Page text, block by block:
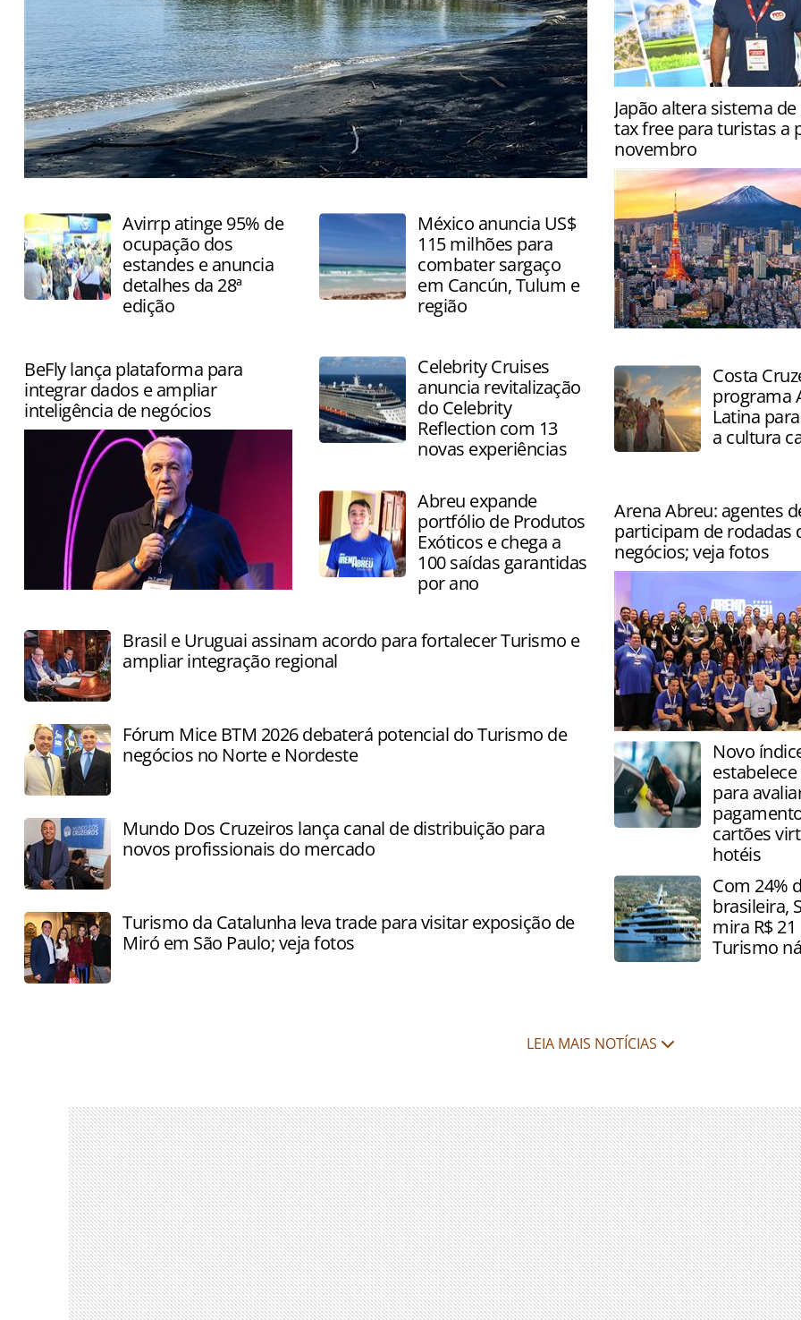
Parceria também inclui
internacionais, com
Europa, Caribe e América
Japão altera sistema
tax free para turistas a
novembro
a partir de novembro
Avirrp atinge 95% de
ocupação dos
estandes e anuncia
detalhes da 28ª
edição
México anuncia US$
115 milhões para
combater sargaço
em Cancún, Tulum e
região
Celebrity Cruises
anuncia revitalização
do Celebrity
Reflection com 13
novas experiências
BeFly lança plataforma para
integrar dados e ampliar
inteligência de negócios
um ambiente único
Costa
programa
Latina
a cultura
Abreu expande
portfólio de Produtos
Exóticos e chega a
100 saídas garantidas
por ano
Arena Abreu: agentes
participam de rodadas
negócios; veja fotos
Evento da operadora
semana na Bahia com
capacitações, palestras e
Brasil e Uruguai assinam acordo para fortalecer Turismo e
ampliar integração regional
Fórum Mice BTM 2026 debaterá potencial do Turismo de
negócios no Norte e Nordeste
Mundo Dos Cruzeiros lança canal de distribuição para
novos profissionais do mercado
Turismo da Catalunha leva trade para visitar exposição de
Miró em São Paulo; veja fotos
Novo
para
cartões
hotéis
Com 24%
brasileira,
mira R$
Turismo
LEIA MAIS NOTÍCIAS